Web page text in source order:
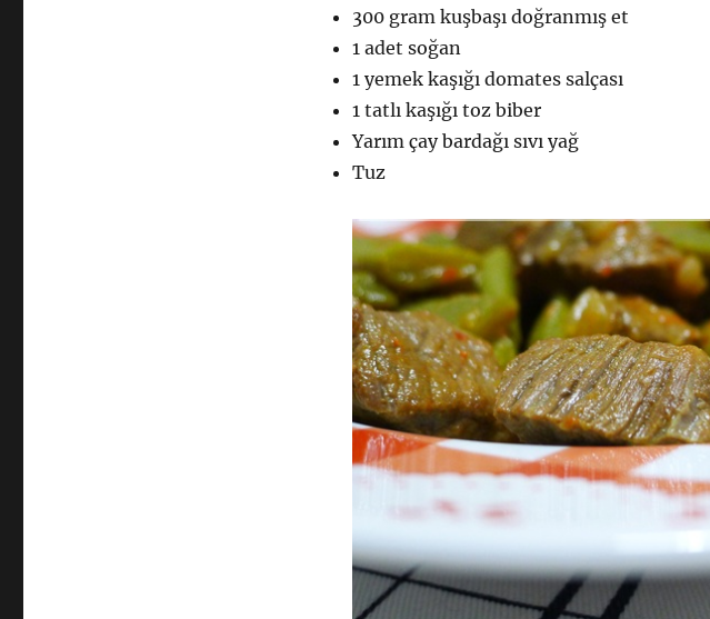
300 gram kuşbaşı doğranmış et
1 adet soğan
1 yemek kaşığı domates salçası
1 tatlı kaşığı toz biber
Yarım çay bardağı sıvı yağ
Tuz